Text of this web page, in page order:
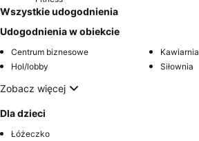
Wszystkie udogodnienia
Udogodnienia w obiekcie
Centrum biznesowe
Kawiarnia
Hol/lobby
Siłownia
Zobacz więcej
Dla dzieci
Łóżeczko